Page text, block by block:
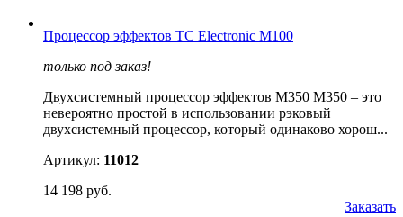
Процессор эффектов TC Electronic M100
только под заказ!
Двухсистемный процессор эффектов M350 M350 – это
невероятно простой в использовании рэковый
двухсистемный процессор, который одинаково хорош...
Артикул: 11012
14 198 руб.
Заказать